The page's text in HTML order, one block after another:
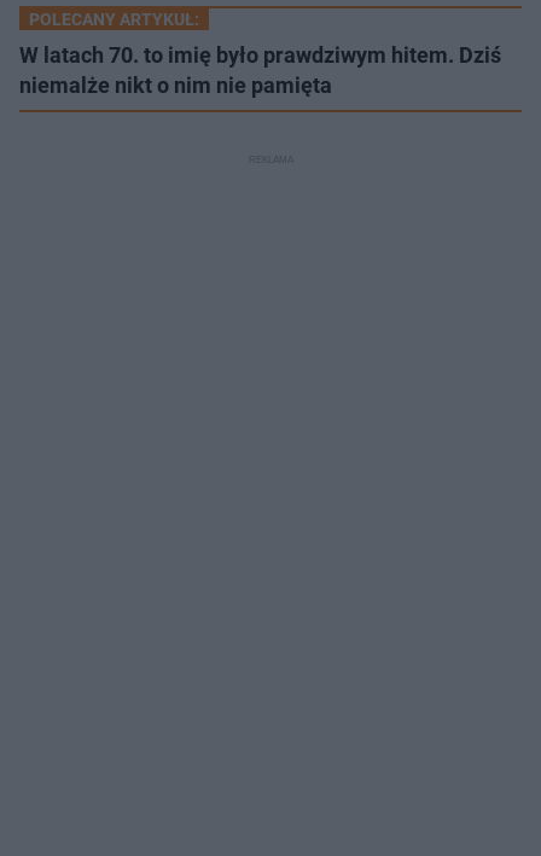
POLECANY ARTYKUŁ:
W latach 70. to imię było prawdziwym hitem. Dziś
niemalże nikt o nim nie pamięta